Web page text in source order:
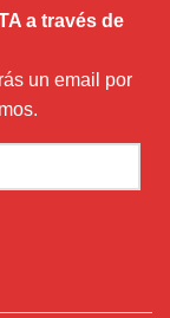
a través de
un email por